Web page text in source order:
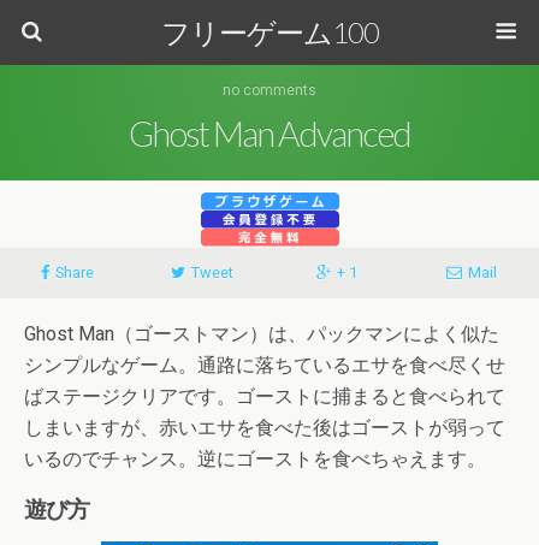
フリーゲーム100
no comments
Ghost Man Advanced
Share Tweet + 1 Mail
Ghost Man（ゴーストマン）は、パックマンによく似た
シンプルなゲーム。通路に落ちているエサを食べ尽くせ
ばステージクリアです。ゴーストに捕まると食べられて
しまいますが、赤いエサを食べた後はゴーストが弱って
いるのでチャンス。逆にゴーストを食べちゃえます。
遊び方